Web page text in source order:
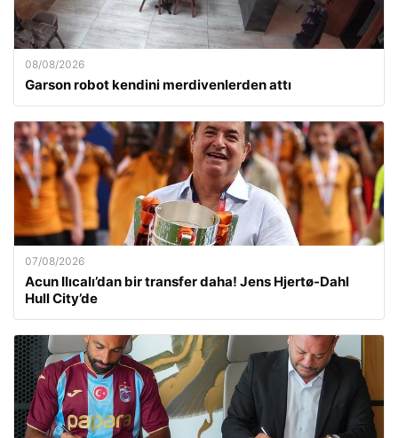
08/08/2026
Garson robot kendini merdivenlerden attı
07/08/2026
Acun Ilıcalı’dan bir transfer daha! Jens Hjertø-Dahl
Hull City’de